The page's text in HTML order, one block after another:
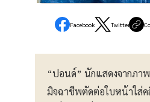
Facebook Twitter
“ปอนด์” นักแสดงจากภา
มิจฉาชีพตัดต่อใบหน้าใส่